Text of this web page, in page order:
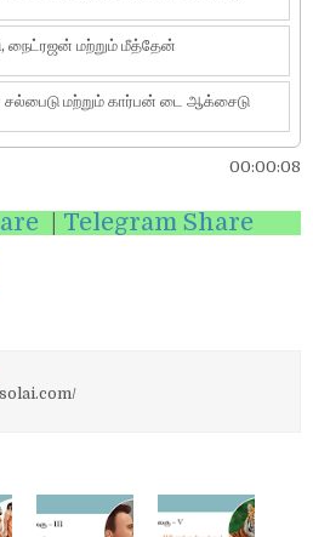
மற்றும் மீத்தேன்
மற்றும் கார்பன் டை ஆக்சைடு
00:00:08
Telegram Share